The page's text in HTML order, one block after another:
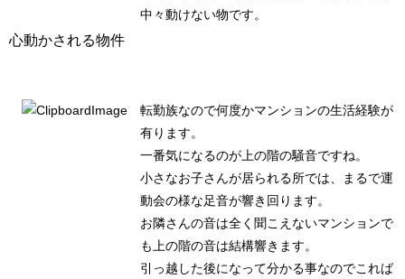
中々動けない物です。
心動かされる物件
転勤族なので何度かマンションの生活経験が
有ります。
一番気になるのが上の階の騒音ですね。
小さなお子さんが居られる所では、まるで運
動会の様な足音が響き回ります。
お隣さんの音は全く聞こえないマンションで
も上の階の音は結構響きます。
引っ越した後になって分かる事なのでこれば